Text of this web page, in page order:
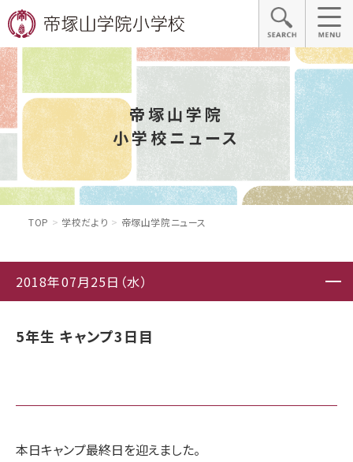
帝塚山学院
小学校ニュース
TOP 学校だより 帝塚山学院ニュース
2018年07月25日（水）
5年生 キャンプ3日目
本日キャンプ最終日を迎えました。